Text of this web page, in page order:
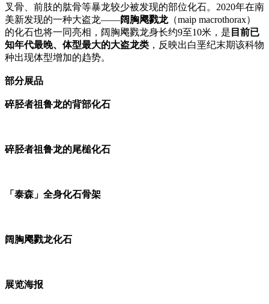
叉骨、前肢的肱骨等暴龙较少被发现的部位化石。2020年在南
美新发现的一种大盗龙——阔胸飔戮龙（maip macrothorax）
的化石也将一同亮相，阔胸飔戮龙身长约9至10米，是 目前已
知年代最晚、体型最大的大盗龙类 ，反映出白垩纪末期该科物
种出现体型增加的趋势。
部分展品
碎胫者祖鲁龙的背部化石
碎胫者祖鲁龙的尾槌化石
「泰森」全身化石骨架
阔胸飔戮龙化石
展览海报